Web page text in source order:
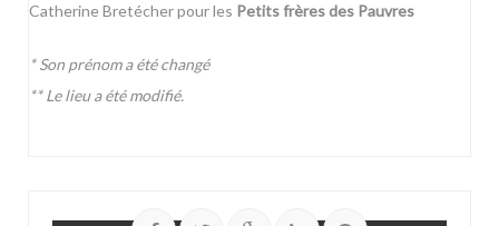
Catherine Bretécher pour les Petits frères des Pauvres
* Son prénom a été changé
** Le lieu a été modifié.